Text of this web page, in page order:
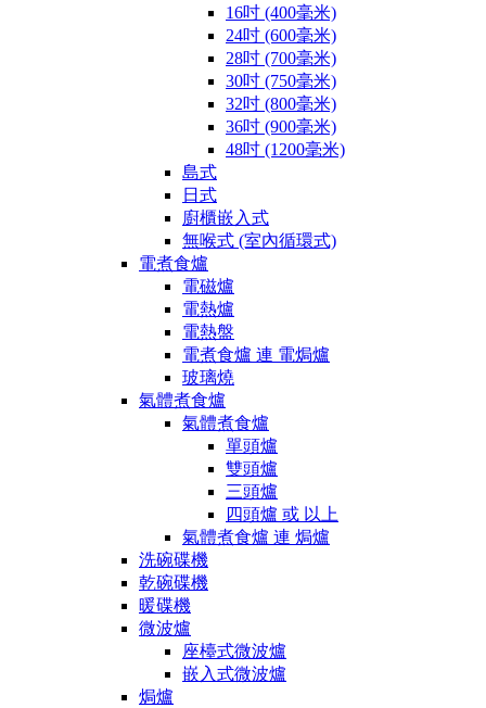
16吋 (400毫米)
24吋 (600毫米)
28吋 (700毫米)
30吋 (750毫米)
32吋 (800毫米)
36吋 (900毫米)
48吋 (1200毫米)
島式
日式
廚櫃嵌入式
無喉式 (室內循環式)
電煮食爐
電磁爐
電熱爐
電熱盤
電煮食爐 連 電焗爐
玻璃燒
氣體煮食爐
氣體煮食爐
單頭爐
雙頭爐
三頭爐
四頭爐 或 以上
氣體煮食爐 連 焗爐
洗碗碟機
乾碗碟機
暖碟機
微波爐
座檯式微波爐
嵌入式微波爐
焗爐